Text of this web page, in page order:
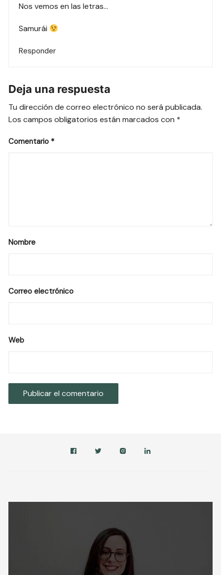
Nos vemos en las letras…
Samurái
Responder
Deja una respuesta
Tu dirección de correo electrónico no será publicada.
Los campos obligatorios están marcados con *
Comentario *
Nombre
Correo electrónico
Web